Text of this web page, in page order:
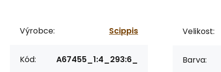
Výrobce: Scippis
Kód: A67455_1:4_293:6_
Velikost:
Barva: